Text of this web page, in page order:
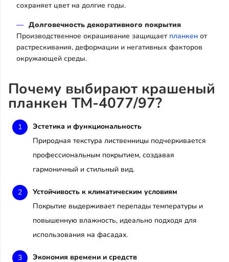
сохраняет цвет на долгие годы.
Долговечность декоративного покрытия
Производственное окрашивание защищает планкен от
растрескивания, деформации и негативных факторов
окружающей среды.
Почему выбирают крашеный
планкен TM-4077/97?
Эстетика и функциональность
Природная текстура лиственницы подчеркивается
профессиональным покрытием, создавая
гармоничный и стильный вид.
Устойчивость к климатическим условиям
Покрытие выдерживает перепады температуры и
повышенную влажность, идеально подходя для
использования на фасадах.
Экономия времени и средств